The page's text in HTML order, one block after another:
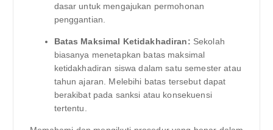
dasar untuk mengajukan permohonan
penggantian.
Batas Maksimal Ketidakhadiran: Sekolah
biasanya menetapkan batas maksimal
ketidakhadiran siswa dalam satu semester atau
tahun ajaran. Melebihi batas tersebut dapat
berakibat pada sanksi atau konsekuensi
tertentu.